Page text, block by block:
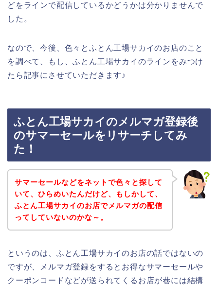
どをラインで配信しているかどうかは分かりませんで
した。
なので、今後、色々とふとん工場サカイのお店のこと
を調べて、もし、ふとん工場サカイのラインをみつけ
たら記事にさせていただきます♪
ふとん工場サカイのメルマガ登録後
のサマーセールをリサーチしてみ
た！
サマーセールなどをネットで色々と探して
いて、ひらめいたんだけど、もしかして、
ふとん工場サカイのお店でメルマガの配信
ってしていないのかな～。
というのは、ふとん工場サカイのお店の話ではないの
ですが、メルマガ登録をするとお得なサマーセールや
クーポンコードなどが送られてくるお店が巷には結構